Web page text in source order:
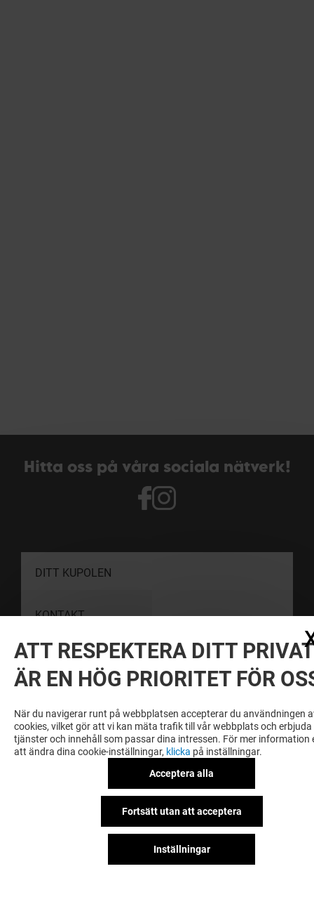
Hitta oss på våra sociala nätverk!
DITT KUPOLEN
KONTAKT
HÅLL DIG UPPDATERAD
Registrera dig för vårt nyhetsbrev och håll dig uppdaterad om
Jag anmäler mig till Kupolen nyhetsbrev och
ger mitt samtycke till att ta emot nyheter
hyresgäster och relevanta
samarbetspartners. Jag bekräftar att jag har
marknadsföringssamtycke.
BLI BELÖNAD FÖR DIN LOJALITET
ATT RESPEKTERA DITT
ÄR EN HÖG PRIORITET FÖR
När du navigerar runt på webbplatsen accepterar du användningen
cookies, vilket gör att vi kan mäta trafik till vår webbplats och erbjuda
tjänster och innehåll som passar dina intressen. För mer information
att ändra dina cookie-inställningar, klicka på inställningar.
Acceptera alla
Fortsätt utan att acceptera
Inställningar